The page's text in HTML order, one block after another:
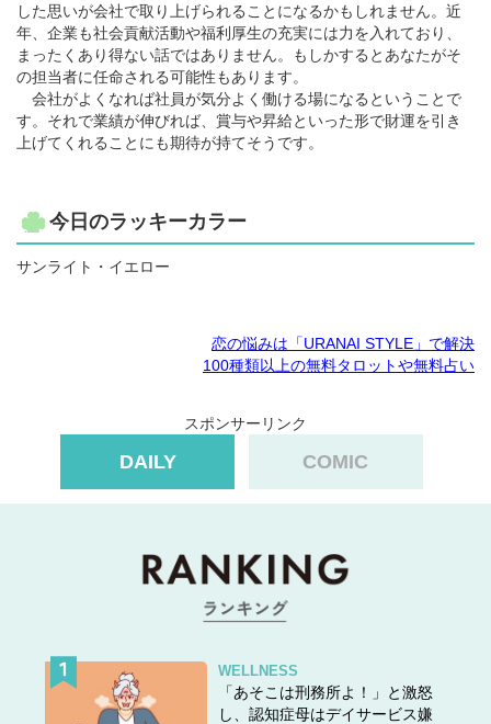
した思いが会社で取り上げられることになるかもしれません。近
年、企業も社会貢献活動や福利厚生の充実には力を入れており、
まったくあり得ない話ではありません。もしかするとあなたがそ
の担当者に任命される可能性もあります。
会社がよくなれば社員が気分よく働ける場になるということで
す。それで業績が伸びれば、賞与や昇給といった形で財運を引き
上げてくれることにも期待が持てそうです。
今日のラッキーカラー
サンライト・イエロー
恋の悩みは「URANAI STYLE」で解決
100種類以上の無料タロットや無料占い
スポンサーリンク
DAILY COMIC
WELLNESS
「あそこは刑務所よ！」と激怒
し、認知症母はデイサービス嫌